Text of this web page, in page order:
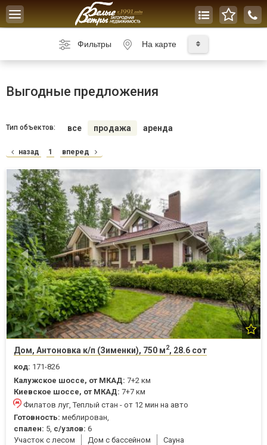
Toggle
navigation
Фильтры На карте
Выгодные предложения
Тип объектов: все продажа аренда
назад 1 вперед
Дом, Антоновка к/п (Зименки), 750 м2, 28.6 сот
код: 171-826
Калужское шоссе, от МКАД: 7+2 км
Киевское шоссе, от МКАД: 7+7 км
Филатов луг, Теплый стан - от 12 мин на авто
Готовность: меблирован,
спален: 5, с/узлов: 6
Участок с лесом
Дом с бассейном Cауна